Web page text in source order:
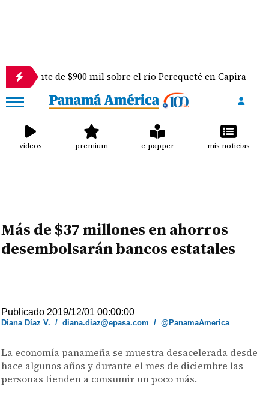
de $900 mil sobre el río Perequeté en Capira
videos premium e-papper mis noticias
Más de $37 millones en ahorros
desembolsarán bancos estatales
Publicado 2019/12/01 00:00:00
Diana Díaz V. /diana.diaz@epasa.com /@PanamaAmerica
La economía panameña se muestra desacelerada desde
hace algunos años y durante el mes de diciembre las
personas tienden a consumir un poco más.